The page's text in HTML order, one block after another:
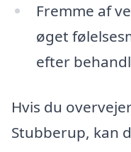
Fremme af
øget
efter
Hvis du
Stubberup, kan